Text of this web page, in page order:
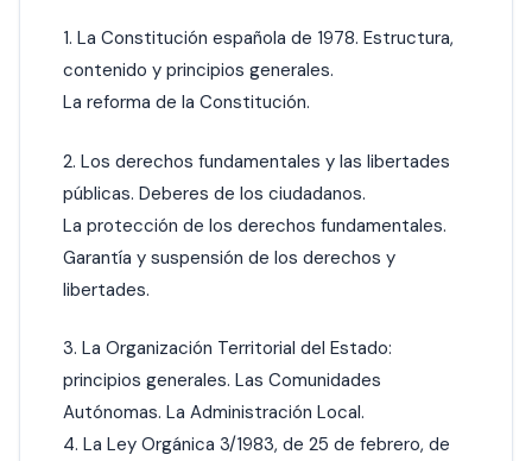
1. La Constitución española de 1978. Estructura,
contenido y principios generales.
La reforma de la Constitución.
2. Los derechos fundamentales y las libertades
públicas. Deberes de los ciudadanos.
La protección de los derechos fundamentales.
Garantía y suspensión de los derechos y
libertades.
3. La Organización Territorial del Estado:
principios generales. Las Comunidades
Autónomas. La Administración Local.
4. La Ley Orgánica 3/1983, de 25 de febrero, de